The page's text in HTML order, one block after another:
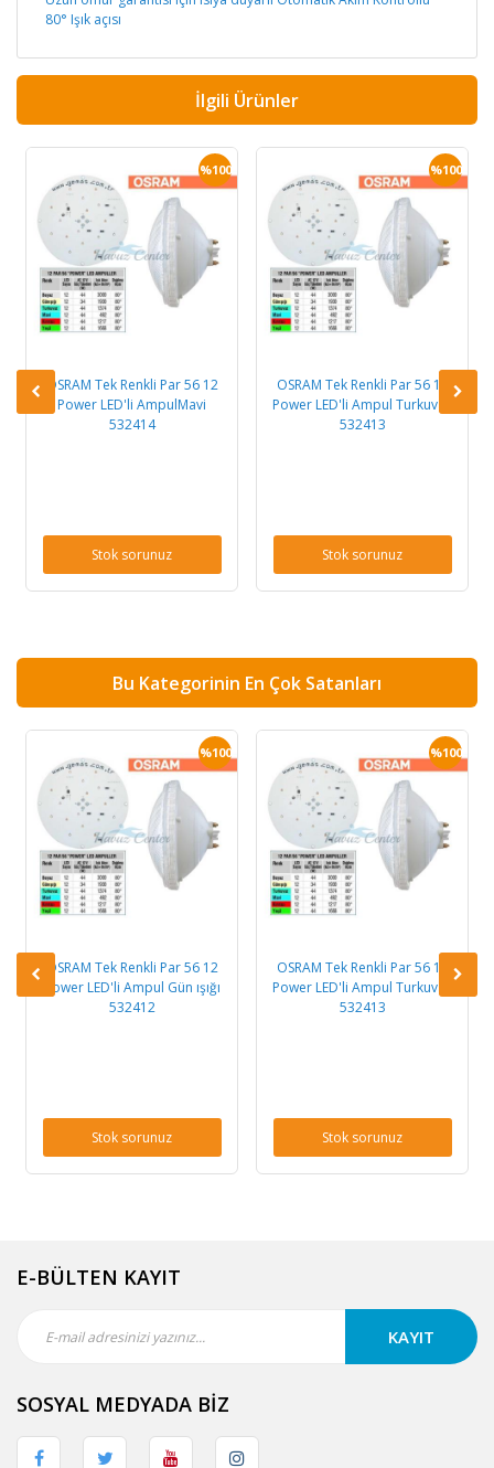
80° Işık açısı
İlgili Ürünler
%100
OSRAM Tek Renkli Par 56 12
Power LED'li AmpulMavi
532414
Stok sorunuz
%100
OSRAM Tek Renkli Par 56 12
Power LED'li Ampul Turkuvaz
532413
Stok sorunuz
Bu Kategorinin En Çok Satanları
%100
OSRAM Tek Renkli Par 56 12
Power LED'li Ampul Gün ışığı
532412
Stok sorunuz
%100
OSRAM Tek Renkli Par 56 12
Power LED'li Ampul Turkuvaz
532413
Stok sorunuz
E-BÜLTEN KAYIT
KAYIT
SOSYAL MEDYADA BİZ